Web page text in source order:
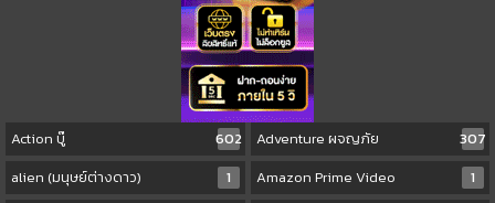
Action บู๊ 602 Adventure ผจญภัย
307
alien (มนุษย์ต่างดาว)
1 Amazon Prime Video
1